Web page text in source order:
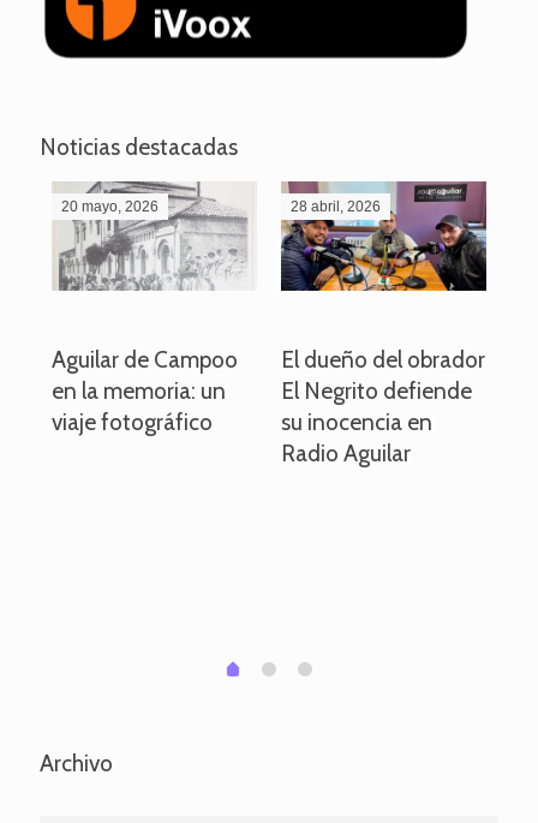
Noticias destacadas
20 mayo, 2026
Aguilar de Campoo
en la memoria: un
viaje fotográfico
28 abril, 2026
El dueño del obrador
El Negrito defiende
su inocencia en
Radio Aguilar
0 1 2
Archivo